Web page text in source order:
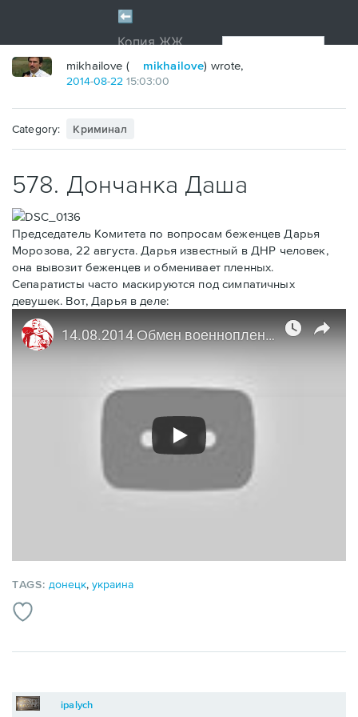
mikhailove ( mikhailove) wrote,
2014-08-22 15:03:00
Category: Криминал
578. Дончанка Даша
Председатель Комитета по вопросам беженцев Дарья
Морозова, 22 августа. Дарья известный в ДНР человек,
она вывозит беженцев и обменивает пленных.
Сепаратисты часто маскируются под симпатичных
девушек. Вот, Дарья в деле:
TAGS: донецк,украина
ipalych